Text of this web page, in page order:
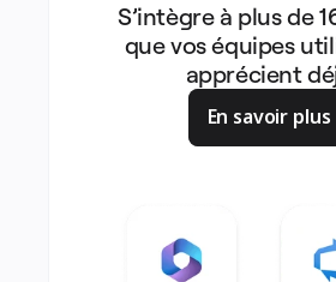
S’intègre à plus de
que vos équipes
apprécient
En savoir plus